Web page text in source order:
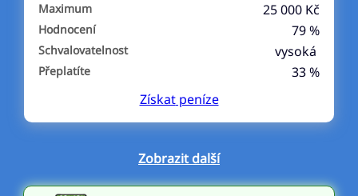
Maximum 25 000 Kč
Hodnocení 79 %
Schvalovatelnost vysoká
Přeplatíte
33 %
Získatpeníze
Zobrazit další